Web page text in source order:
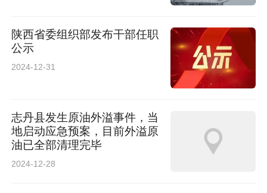
陕西省委组织部发布干部任职
公示
2024-12-31
志丹县发生原油外溢事件，当
地启动应急预案，目前外溢原
油已全部清理完毕
2024-12-28